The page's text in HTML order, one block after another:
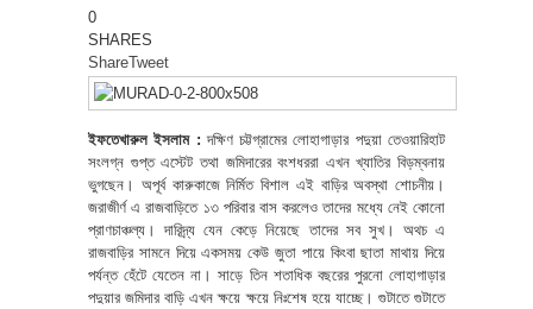
0
SHARES
ShareTweet
ইফতেখারুল ইসলাম : দক্ষিণ চট্টগ্রামের লোহাগাড়ার পদুয়া তেওয়ারিহাট
সংলগ্ন গুপ্ত এস্টেট তথা জমিদারের বংশধররা এখন খ্যাতির বিড়ম্বনায়
ভুগছেন। অপূর্ব কারুকাজে নির্মিত বিশাল এই বাড়ির অবস্থা শোচনীয়।
জরাজীর্ণ এ রাজবাড়িতে ১৩ পরিবার বাস করলেও তাদের মধ্যে নেই কোনো
প্রাণচাঞ্চল্য। দারিদ্র্য যেন কেড়ে নিয়েছে তাদের সব সুখ। অথচ এ
রাজবাড়ির সামনে দিয়ে একসময় কেউ জুতা পায়ে কিংবা ছাতা মাথায় দিয়ে
পর্যন্ত হেঁটে যেতেন না। সাড়ে তিন শতাধিক বছরের পুরনো লোহাগাড়ার
পদুয়ার জমিদার বাড়ি এখন ক্ষয়ে ক্ষয়ে নিঃশেষ হয়ে যাচ্ছে। গুটাতে গুটাতে